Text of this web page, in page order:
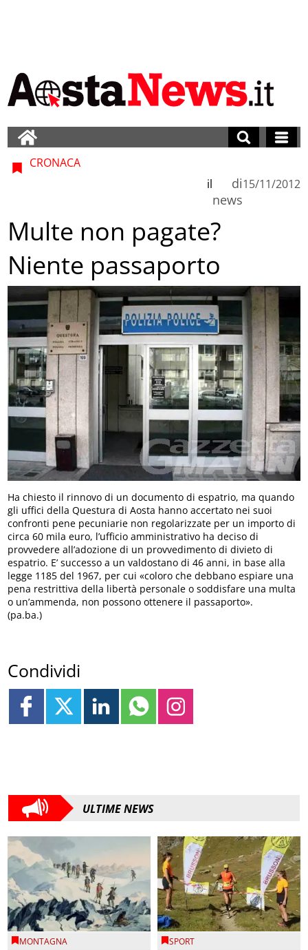
CRONACA
di
news
il 15/11/2012
Multe non pagate?
Niente passaporto
Ha chiesto il rinnovo di un documento di espatrio, ma quando
gli uffici della Questura di Aosta hanno accertato nei suoi
confronti pene pecuniarie non regolarizzate per un importo di
circa 60 mila euro, l’ufficio amministrativo ha deciso di
provvedere all’adozione di un provvedimento di divieto di
espatrio. E’ successo a un valdostano di 46 anni, in base alla
legge 1185 del 1967, per cui «coloro che debbano espiare una
pena restrittiva della libertà personale o soddisfare una multa
o un’ammenda, non possono ottenere il passaporto».
(pa.ba.)
Condividi
ULTIME NEWS
MONTAGNA SPORT